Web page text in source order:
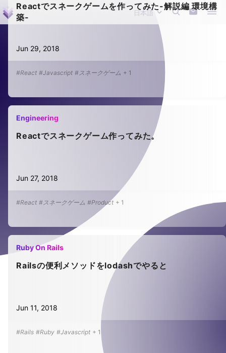
Reactでスネークゲームを作ってみた-解説編 環境構
築-
Jun 29, 2018
#React #Javascript #スネークゲーム + 1
Engineering
Reactでスネークゲーム作ってみた。
Jun 27, 2018
#React #スネークゲーム #Product + 1
Ruby On Rails
Railsの便利メソッドをlodashでやると
Jun 11, 2018
#Rails #Ruby #Javascript + 1